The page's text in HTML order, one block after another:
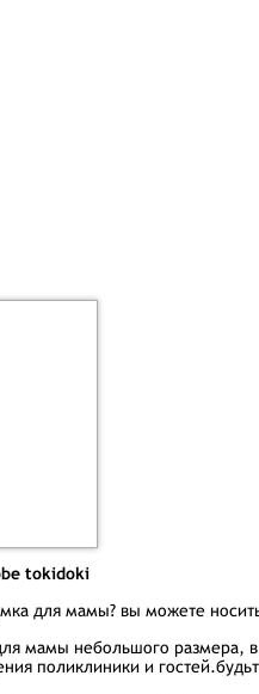
tokidoki
для мамы? вы можете
мамы небольшого размера,
поликлиники и